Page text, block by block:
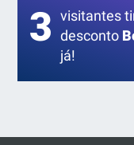
3 visitantes
desconto
já!